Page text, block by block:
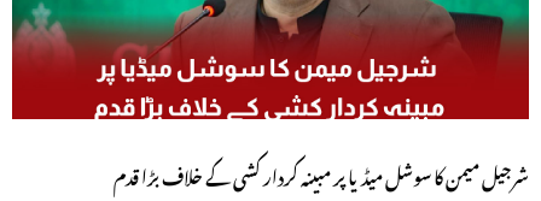
شرجیل میمن کا سوشل میڈیا پر مبینہ کردار کشی کے خلاف بڑا قدم